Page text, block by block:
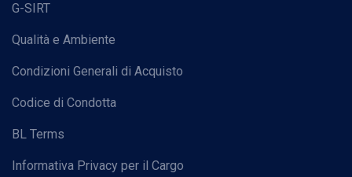
G-SIRT
Qualità e Ambiente
Condizioni Generali di Acquisto
Codice di Condotta
BL Terms
Informativa Privacy per il Cargo